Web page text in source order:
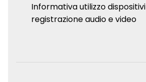
Informativa utilizzo dispositivi
registrazione audio e video